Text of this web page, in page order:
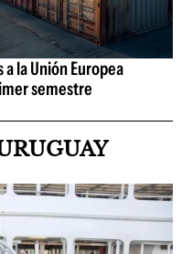
la Unión Europea
semestre